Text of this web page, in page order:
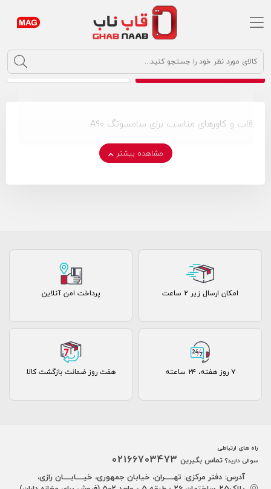
Samsung A90
قاب و کاور قاب و کاور سامسونگ
مرتب سازی
قاب و کاورهای مناسب برای سامسونگ A90
مشاهده بیشتر
امکان ارسال زیر 2 ساعت پرداخت امن آنلاین
۷ روز ﻫﻔﺘﻪ، ۲۴ ﺳﺎﻋﺘﻪ هفت روز ضمانت بازگشت کالا
راه های ارتباطی
سوالی دارید؟ تماس بگیرین 02166703473
آدرس: دفتر مرکزی: تهـــــران، خیابان جمهوری، خیــــابــــان رازی،